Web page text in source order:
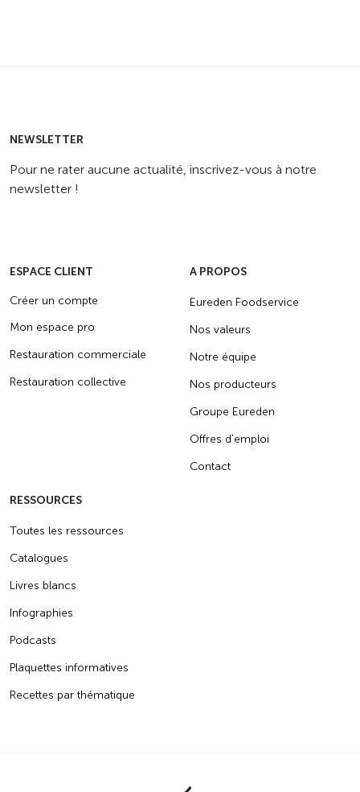
NEWSLETTER
Pour ne rater aucune actualité, inscrivez-vous à notre
newsletter !
ESPACE CLIENT
Créer un compte
Mon espace pro
Restauration commerciale
Restauration collective
A PROPOS
Eureden Foodservice
Nos valeurs
Notre équipe
Nos producteurs
Groupe Eureden
Offres d’emploi
Contact
RESSOURCES
Toutes les ressources
Catalogues
Livres blancs
Infographies
Podcasts
Plaquettes informatives
Recettes par thématique